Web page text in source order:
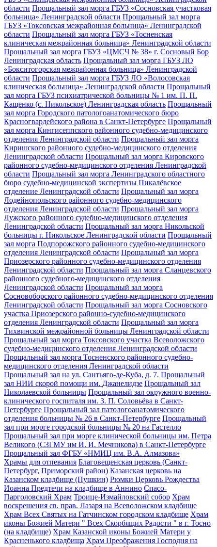
области Прощальный зал морга ГБУЗ «Сосновская участковая
больница» Ленинградской области Прощальный зал морга
ГБУЗ «Токсовская межрайонная больница» Ленинградской
области Прощальный зал морга ГБУЗ «Тосненская
клиническая межрайонная больница» Ленинградской области
Прощальный зал морга ГБУЗ «ЦМСЧ № 38» г. Сосновый Бор
Ленинградская область Прощальный зал морга ГБУЗ ЛО
«Бокситогорская межрайонная больница» Ленинградской
области Прощальный зал морга ГБУЗ ЛО «Волосовская
клиническая больница» Ленинградской области Прощальный
зал морга ГБУЗ психиатрической больницы № 1 им. П. П.
Кащенко (с. Никольское) Ленинградская область Прощальный
зал морга Городского патологоанатомического бюро
Красногвардейского района в Санкт-Петербурге Прощальный
зал морга Кингисеппского районного судебно-медицинского
отделения Ленинградской области Прощальный зал морга
Киришского районного судебно-медицинского отделения
Ленинградской области Прощальный зал морга Кировского
районного судебно-медицинского отделения Ленинградской
области Прощальный зал морга Ленинградского областного
бюро судебно-медицинской экспертизы Пикалёвское
отделение Ленинградской области Прощальный зал морга
Лодейнопольского районного судебно-медицинского
отделения Ленинградской области Прощальный зал морга
Лужского районного судебно-медицинского отделения
Ленинградской области Прощальный зал морга Никольской
больницы г. Никольское Ленинградской области Прощальный
зал морга Подпорожского районного судебно-медицинского
отделения Ленинградской области Прощальный зал морга
Приозерского районного судебно-медицинского отделения
Ленинградской области Прощальный зал морга Сланцевского
районного судебного-медицинского отделения
Ленинградской области Прощальный зал морга
Сосновоборского районного судебно-медицинского отделения
Ленинградской области Прощальный зал морга Сосновского
участка Приозерского районно-судебно-медицинского
отделения Ленинградской области Прощальный зал морга
Тихвинской межрайонной больницы Ленинградской области
Прощальный зал морга Токсовского участка Всеволожского
судебно-медицинского отделения Ленинградской области
Прощальный зал морга Тосненского районного судебно-
медицинского отделения Ленинградской области
Прощальный зал на ул. Сантьяго-де-Куба, д. 7. Прощальный
зал НИИ скорой помощи им. Джанелидзе Прощальный зал
Николаевской больницы Прощальный зал окружного военно-
клинического госпиталя им. З. П. Соловьёва в Санкт-
Петербурге Прощальный зал патологоанатомического
отделения больницы № 26 в Санкт-Петербурге Прощальный
зал при морге городской больницы № 20 на Гастелло
Прощальный зал при морге клинической больницы им. Петра
Великого (СЗГМУ им И. И. Мечникова) в Санкт-Петербурге
Прощальный зал ФГБУ «НМИЦ им. В.А. Алмазова»
Храмы для отпевания Благовещенская церковь (Санкт-
Петербург, Приморский район) Казанская церковь на
Казанском кладбище (Пушкин) Рюмки Церковь Рождества
Иоанна Предтечи на кладбище в Аннино Спасо-
Парголовский Храм Троице-Измайловский собор Храм
воскрешения св. прав. Лазаря на Всеволожском кладбище
Храм Всех Святых на Гатчинском городском кладбище Храм
иконы Божией Матери " Всех Скорбящих Радости " в г. Тосно
(на кладбище) Храм Казанской иконы Божией Матери у
Красненького кладбища Храм Преображения Господня на